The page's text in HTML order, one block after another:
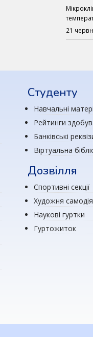
21
Студенту
Навчальні
Рейтинги
Банківські
Віртуальна
Дозвілля
Спортивні секції
Художня
Наукові гуртки
Гуртожиток